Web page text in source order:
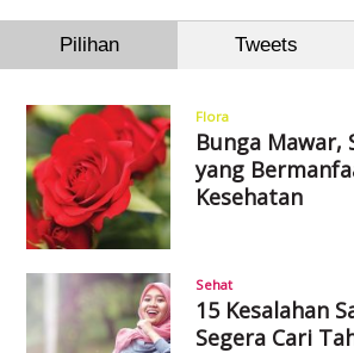
Pilihan Tweets
Flora
Bunga Mawar,
yang
Kesehatan
Sehat
15 Kesalahan
Segera Cari